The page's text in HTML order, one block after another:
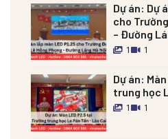
Dự án: Dự
cho
– Đường
1 1
Dự án:
trung học
1 1